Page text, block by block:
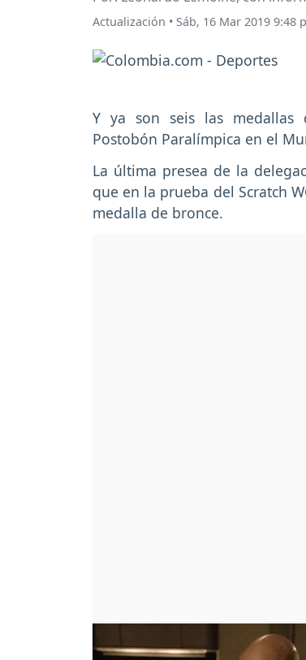
Actualización • Sáb, 16 Mar 2019 9:48
Y ya son seis las medallas
Postobón Paralímpica en el
La última presea de la
que en la prueba del Scratch
medalla de bronce.